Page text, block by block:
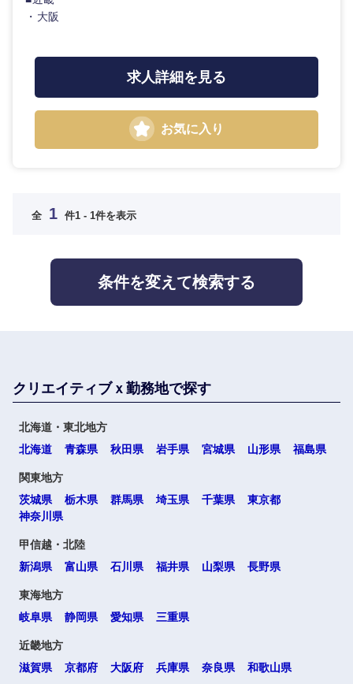
（モノづ
くり）
人材・アウトソーシング
近畿地方
中国・四国地方
山口県
高知県
九州・沖縄
福岡県
・大阪
求人詳細を見る
お気に入り
全 1 件1 - 1件を表示
条件を変えて検索する
クリエイティブｘ勤務地で探す
北海道・東北地方
北海道
青森県 秋田県 岩手県 宮城県 山形県 福島県
関東地方
茨城県
栃木県 群馬県 埼玉県 千葉県
東京都
神奈川県
甲信越・北陸
新潟県
富山県 石川県 福井県 山梨県 長野県
東海地方
岐阜県
静岡県 愛知県 三重県
近畿地方
滋賀県
京都府 大阪府 兵庫県 奈良県 和歌山県